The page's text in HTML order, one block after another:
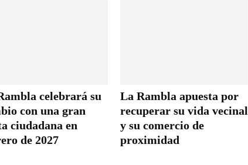
celebrará su
con una gran
ciudadana en
de 2027
La Rambla apuesta por
recuperar su vida vecinal
y su comercio de
proximidad